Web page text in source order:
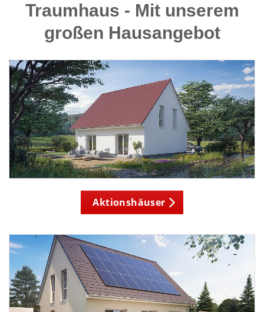
Traumhaus - Mit unserem
großen Hausangebot
Aktionshäuser